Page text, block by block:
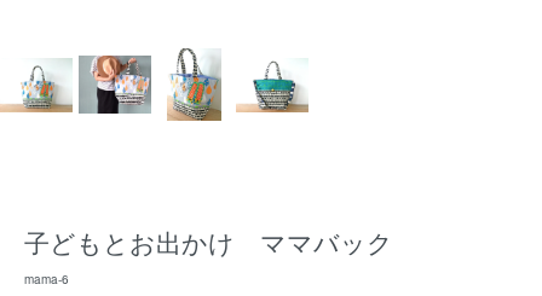
子どもとお出かけ ママバック
mama-6